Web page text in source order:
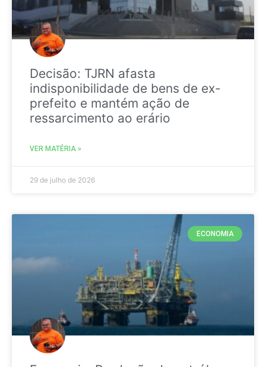
Decisão: TJRN afasta
indisponibilidade de bens de ex-
prefeito e mantém ação de
ressarcimento ao erário
VER MATÉRIA »
29 de julho de 2026
ECONOMIA